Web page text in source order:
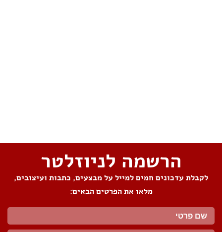
הרשמה לניוזלטר
לקבלת עדכונים חמים למייל על מבצעים, כתבות ועיצובים,
מלאו את הפרטים הבאים: